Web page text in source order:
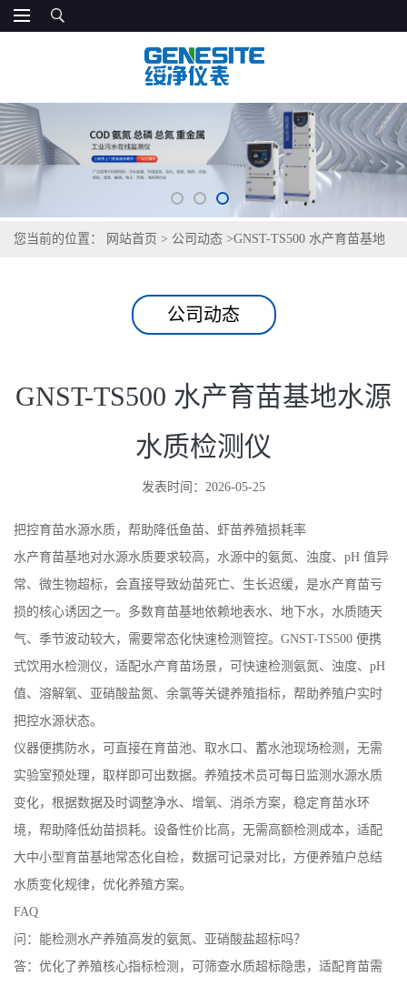
您当前的位置： 网站首页 > 公司动态 >GNST-TS500 水产育苗基地
公司动态
GNST-TS500 水产育苗基地水源
水质检测仪
发表时间：2026-05-25
把控育苗水源水质，帮助降低鱼苗、虾苗养殖损耗率
水产育苗基地对水源水质要求较高，水源中的氨氮、浊度、pH 值异
常、微生物超标，会直接导致幼苗死亡、生长迟缓，是水产育苗亏
损的核心诱因之一。多数育苗基地依赖地表水、地下水，水质随天
气、季节波动较大，需要常态化快速检测管控。GNST-TS500 便携
式饮用水检测仪，适配水产育苗场景，可快速检测氨氮、浊度、pH
值、溶解氧、亚硝酸盐氮、余氯等关键养殖指标，帮助养殖户实时
把控水源状态。
仪器便携防水，可直接在育苗池、取水口、蓄水池现场检测，无需
实验室预处理，取样即可出数据。养殖技术员可每日监测水源水质
变化，根据数据及时调整净水、增氧、消杀方案，稳定育苗水环
境，帮助降低幼苗损耗。设备性价比高，无需高额检测成本，适配
大中小型育苗基地常态化自检，数据可记录对比，方便养殖户总结
水质变化规律，优化养殖方案。
FAQ
问：能检测水产养殖高发的氨氮、亚硝酸盐超标吗？
答：优化了养殖核心指标检测，可筛查水质超标隐患，适配育苗需